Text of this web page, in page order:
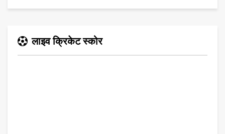
लाइव क्रिकेट स्कोर